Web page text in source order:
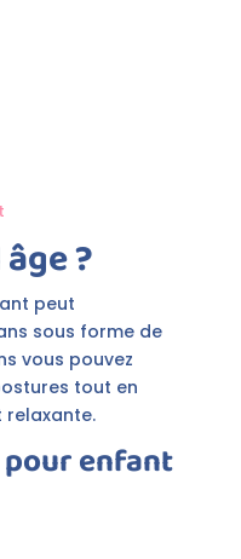
?
peut
sous forme de
vous pouvez
tout en
relaxante.
enfant